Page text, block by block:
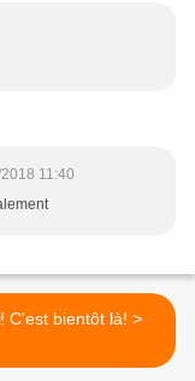
11:40
J - 3! C'est bientôt là! >